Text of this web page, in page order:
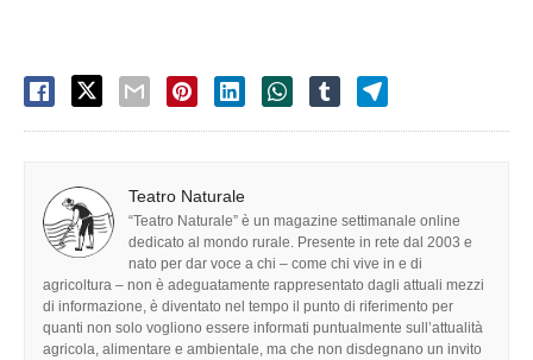
Teatro Naturale
“Teatro Naturale” è un magazine settimanale online
dedicato al mondo rurale. Presente in rete dal 2003 e
nato per dar voce a chi – come chi vive in e di
agricoltura – non è adeguatamente rappresentato dagli attuali mezzi
di informazione, è diventato nel tempo il punto di riferimento per
quanti non solo vogliono essere informati puntualmente sull’attualità
agricola, alimentare e ambientale, ma che non disdegnano un invito